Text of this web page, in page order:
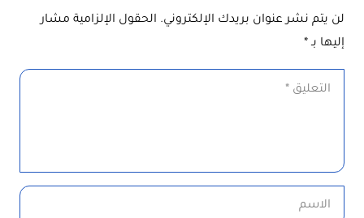
لن يتم نشر عنوان بريدك الإلكتروني. الحقول الإلزامية مشار
إليها بـ*